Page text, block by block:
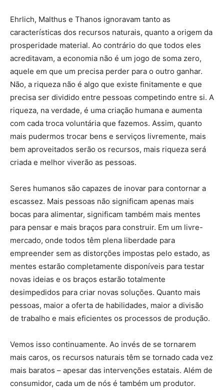
Ehrlich, Malthus e Thanos ignoravam tanto as
características dos recursos naturais, quanto a origem da
prosperidade material. Ao contrário do que todos eles
acreditavam, a economia não é um jogo de soma zero,
aquele em que um precisa perder para o outro ganhar.
Não, a riqueza não é algo que existe finitamente e que
precisa ser dividido entre pessoas competindo entre si. A
riqueza, na verdade, é uma criação humana e aumenta
com cada troca voluntária que fazemos. Assim, quanto
mais pudermos trocar bens e serviços livremente, mais
bem aproveitados serão os recursos, mais riqueza será
criada e melhor viverão as pessoas.
Seres humanos são capazes de inovar para contornar a
escassez. Mais pessoas não significam apenas mais
bocas para alimentar, significam também mais mentes
para pensar e mais braços para construir. Em um livre-
mercado, onde todos têm plena liberdade para
empreender sem as distorções impostas pelo estado, as
mentes estarão completamente disponíveis para testar
novas ideias e os braços estarão totalmente
desimpedidos para criar novas soluções. Quanto mais
pessoas, maior a oferta de habilidades, maior a divisão
de trabalho e mais eficientes os processos de produção.
Vemos isso continuamente. Ao invés de se tornarem
mais caros, os recursos naturais têm se tornado cada vez
mais baratos – apesar das intervenções estatais. Além de
consumidor, cada um de nós é também um produtor.